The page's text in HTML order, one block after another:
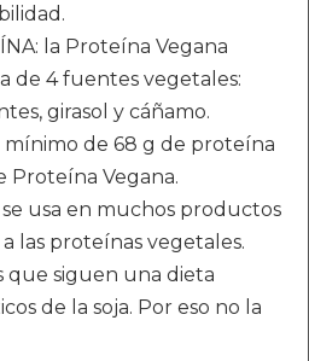
la Proteína Vegana
de 4 fuentes vegetales:
girasol y cáñamo.
mínimo de 68 g de proteína
Proteína Vegana.
se usa en muchos productos
las proteínas vegetales.
que siguen una dieta
de la soja. Por eso no la